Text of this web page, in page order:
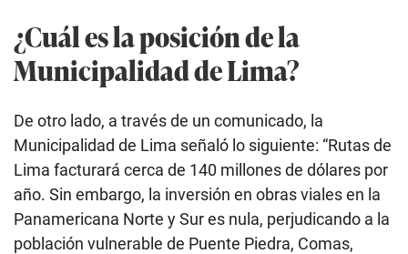
¿Cuál es la posición de la
Municipalidad de Lima?
De otro lado, a través de un comunicado, la
Municipalidad de Lima señaló lo siguiente: “Rutas de
Lima facturará cerca de 140 millones de dólares por
año. Sin embargo, la inversión en obras viales en la
Panamericana Norte y Sur es nula, perjudicando a la
población vulnerable de Puente Piedra, Comas,